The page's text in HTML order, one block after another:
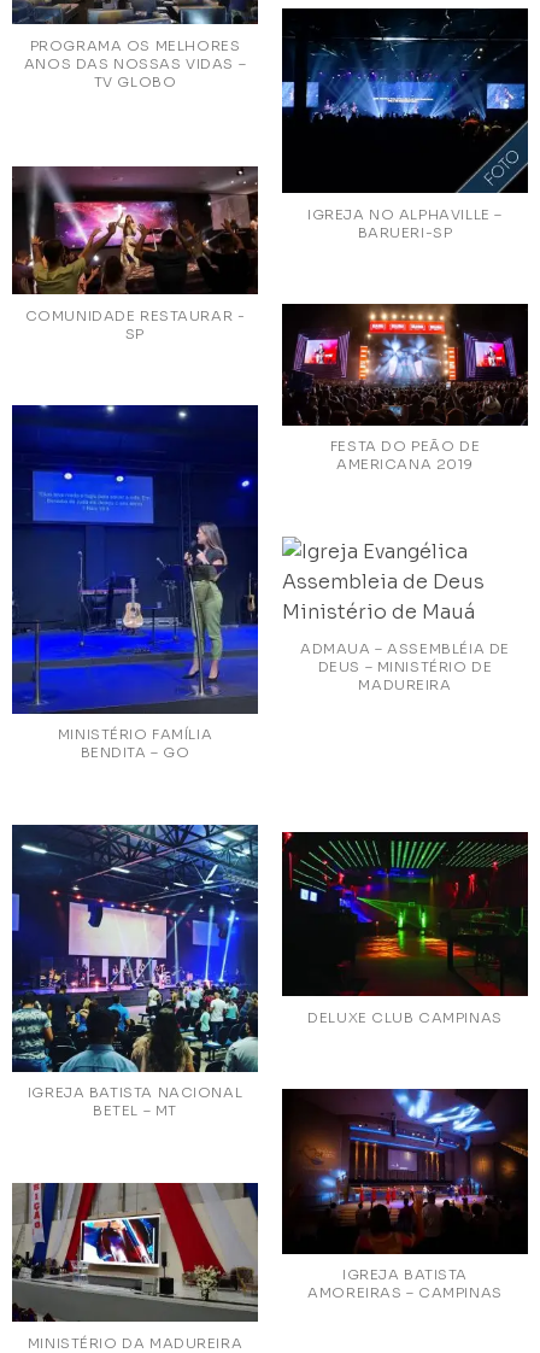
PROGRAMA OS MELHORES
ANOS DAS NOSSAS VIDAS –
TV GLOBO
IGREJA NO ALPHAVILLE –
BARUERI-SP
COMUNIDADE RESTAURAR -
SP
FESTA DO PEÃO DE
AMERICANA 2019
MINISTÉRIO FAMÍLIA
BENDITA – GO
ADMAUA – ASSEMBLÉIA DE
DEUS – MINISTÉRIO DE
MADUREIRA
IGREJA BATISTA NACIONAL
BETEL – MT
DELUXE CLUB CAMPINAS
IGREJA BATISTA
AMOREIRAS – CAMPINAS
MINISTÉRIO DA MADUREIRA